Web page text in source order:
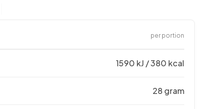
per portion
1590 kJ / 380 kcal
28 gram